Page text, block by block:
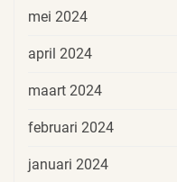
mei 2024
april 2024
maart 2024
februari 2024
januari 2024